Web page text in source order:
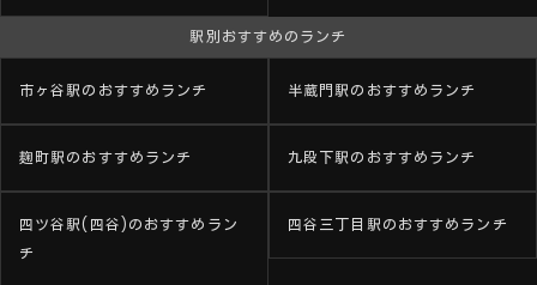
駅別おすすめのランチ
市ヶ谷駅のおすすめランチ 半蔵門駅のおすすめランチ
麹町駅のおすすめランチ 九段下駅のおすすめランチ
四ツ谷駅(四谷)のおすすめラン
チ
四谷三丁目駅のおすすめランチ